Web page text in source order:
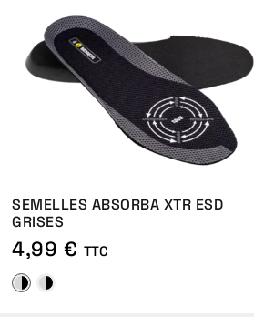
SEMELLES ABSORBA XTR ESD
GRISES
4,99 € TTC